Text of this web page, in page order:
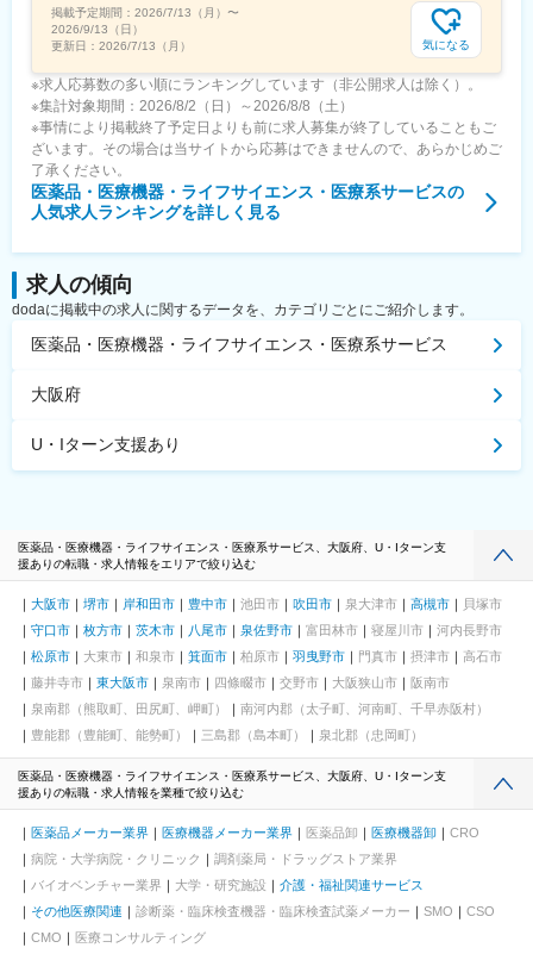
掲載予定期間： 2026/7/13（月） 〜
2026/9/13（日）
更新日： 2026/7/13（月） 気になる
※求人応募数の多い順にランキングしています（非公開求人は除く）。
※集計対象期間：2026/8/2（日）～2026/8/8（土）
※事情により掲載終了予定日よりも前に求人募集が終了していることもご
ざいます。その場合は当サイトから応募はできませんので、あらかじめご
了承ください。
医薬品・医療機器・ライフサイエンス・医療系サービスの
人気求人ランキングを詳しく見る
求人の傾向
dodaに掲載中の求人に関するデータを、カテゴリごとにご紹介します。
医薬品・医療機器・ライフサイエンス・医療系サービス
大阪府
U・Iターン支援あり
医薬品・医療機器・ライフサイエンス・医療系サービス、大阪府、U・Iターン支
援ありの転職・求人情報をエリアで絞り込む
大阪市 堺市 岸和田市 豊中市 池田市 吹田市 泉大津市 高槻市
貝塚市
守口市
枚方市 茨木市 八尾市 泉佐野市 富田林市 寝屋川市
河内長野市
松原市
大東市 和泉市 箕面市 柏原市 羽曳野市 門真市 摂津市
高石市
藤井寺市
東大阪市 泉南市 四條畷市 交野市 大阪狭山市
阪南市
泉南郡（熊取町、田尻町、岬町）
南河内郡（太子町、河南町、千早赤阪村）
豊能郡（豊能町、能勢町）
三島郡（島本町） 泉北郡（忠岡町）
医薬品・医療機器・ライフサイエンス・医療系サービス、大阪府、U・Iターン支
援ありの転職・求人情報を業種で絞り込む
医薬品メーカー業界 医療機器メーカー業界 医薬品卸 医療機器卸
CRO
病院・大学病院・クリニック
調剤薬局・ドラッグストア業界
バイオベンチャー業界
大学・研究施設
介護・福祉関連サービス
その他医療関連
診断薬・臨床検査機器・臨床検査試薬メーカー SMO
CSO
CMO
医療コンサルティング